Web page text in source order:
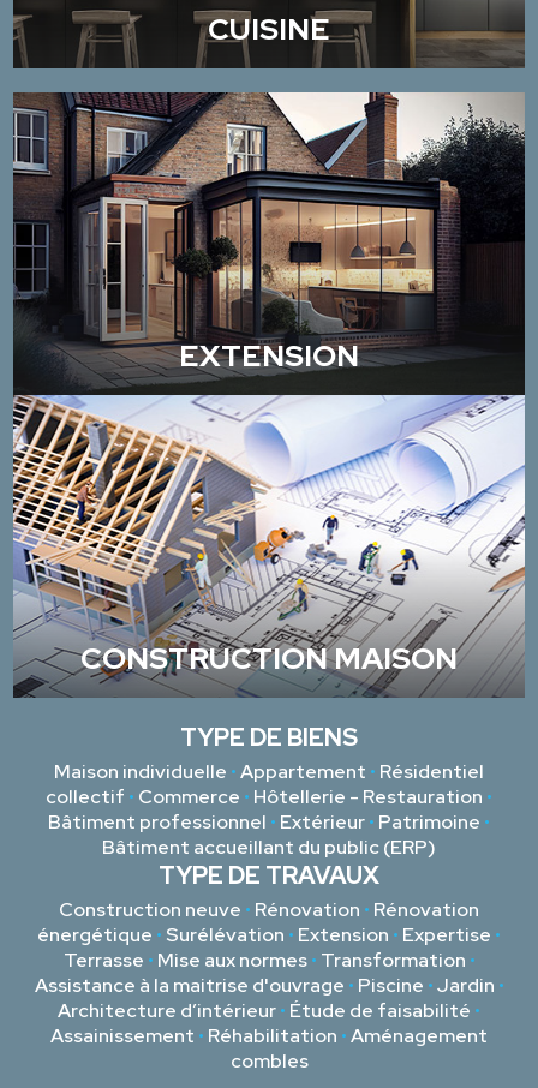
CUISINE
EXTENSION
CONSTRUCTION MAISON
TYPE DE BIENS
Maison individuelle •Appartement • Résidentiel
collectif • Commerce • Hôtellerie - Restauration •
Bâtiment professionnel • Extérieur• Patrimoine •
Bâtiment accueillant du public (ERP)
TYPE DE TRAVAUX
Construction neuve • Rénovation • Rénovation
énergétique • Surélévation • Extension • Expertise •
Terrasse • Mise aux normes • Transformation •
Assistance à la maitrise d'ouvrage • Piscine •Jardin •
Architecture d’intérieur• Étude de faisabilité •
Assainissement • Réhabilitation •Aménagement
combles